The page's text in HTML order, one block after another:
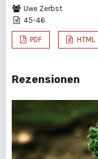
Uwe Zerbst
45-46
PDF HTML
Rezensionen